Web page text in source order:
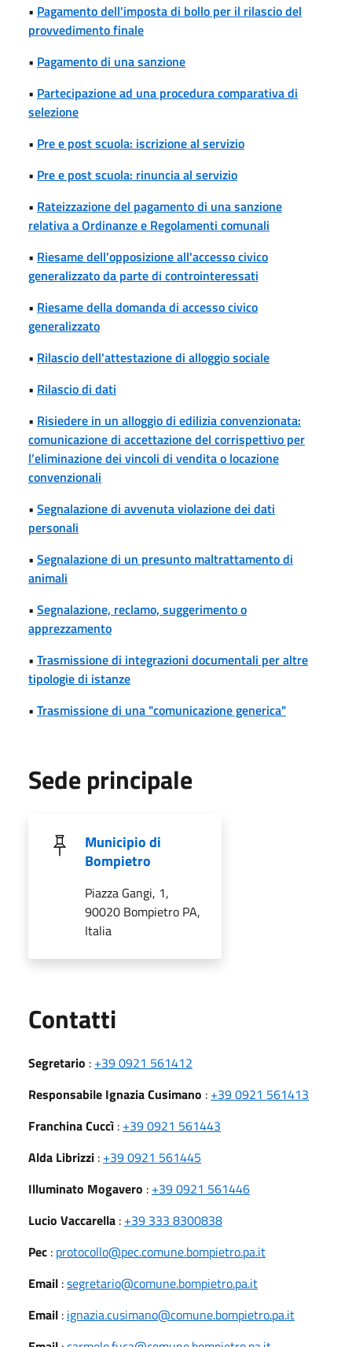
• Pagamento dell'imposta di bollo per il rilascio del
provvedimento finale
• Pagamento di una sanzione
• Partecipazione ad una procedura comparativa di
selezione
• Pre e post scuola: iscrizione al servizio
• Pre e post scuola: rinuncia al servizio
• Rateizzazione del pagamento di una sanzione
relativa a Ordinanze e Regolamenti comunali
• Riesame dell'opposizione all'accesso civico
generalizzato da parte di controinteressati
• Riesame della domanda di accesso civico
generalizzato
• Rilascio dell'attestazione di alloggio sociale
• Rilascio di dati
• Risiedere in un alloggio di edilizia convenzionata:
comunicazione di accettazione del corrispettivo per
l’eliminazione dei vincoli di vendita o locazione
convenzionali
• Segnalazione di avvenuta violazione dei dati
personali
• Segnalazione di un presunto maltrattamento di
animali
• Segnalazione, reclamo, suggerimento o
apprezzamento
• Trasmissione di integrazioni documentali per altre
tipologie di istanze
• Trasmissione di una "comunicazione generica"
Sede principale
Municipio di
Bompietro
Piazza Gangi, 1,
90020 Bompietro PA,
Italia
Contatti
Segretario : +39 0921 561412
Responsabile Ignazia Cusimano : +39 0921 561413
Franchina Cuccì : +39 0921 561443
Alda Librizzi : +39 0921 561445
Illuminato Mogavero : +39 0921 561446
Lucio Vaccarella : +39 333 8300838
Pec : protocollo@pec.comune.bompietro.pa.it
Email :segretario@comune.bompietro.pa.it
Email : ignazia.cusimano@comune.bompietro.pa.it